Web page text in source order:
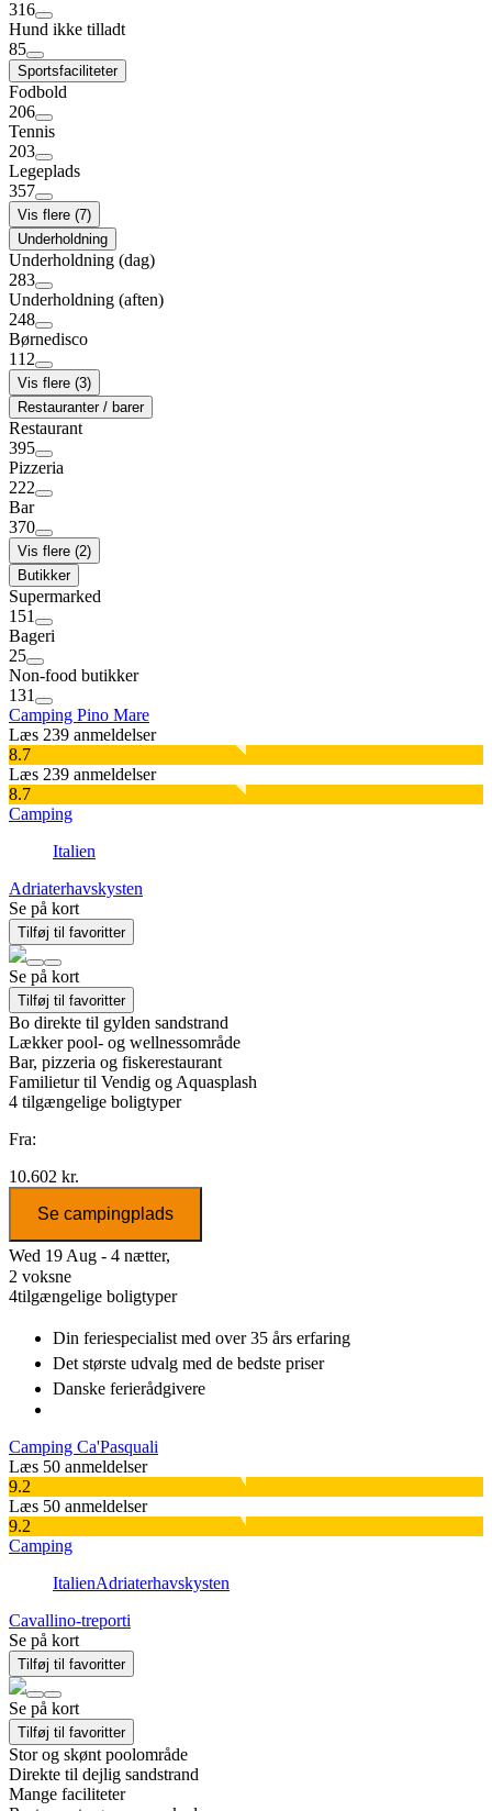
316
Hund ikke tilladt
85
Sportsfaciliteter
Fodbold
206
Tennis
203
Legeplads
357
Vis flere (7)
Underholdning
Underholdning (dag)
283
Underholdning (aften)
248
Børnedisco
112
Vis flere (3)
Restauranter / barer
Restaurant
395
Pizzeria
222
Bar
370
Vis flere (2)
Butikker
Supermarked
151
Bageri
25
Non-food butikker
131
Camping Pino Mare
Læs 239 anmeldelser
8.7
Læs 239 anmeldelser
8.7
Camping
Italien
Adriaterhavskysten
Se på kort
Tilføj til favoritter
Se på kort
Tilføj til favoritter
Bo direkte til gylden sandstrand
Lækker pool- og wellnessområde
Bar, pizzeria og fiskerestaurant
Familietur til Vendig og Aquasplash
4 tilgængelige boligtyper
Fra:
10.602 kr.
Se campingplads
Wed 19 Aug - 4 nætter,
2 voksne
4tilgængelige boligtyper
Din feriespecialistmed over 35 års erfaring
Det største udvalg med de bedste priser
Danske ferierådgivere
Camping Ca'Pasquali
Læs 50 anmeldelser
9.2
Læs 50 anmeldelser
9.2
Camping
ItalienAdriaterhavskysten
Cavallino-treporti
Se på kort
Tilføj til favoritter
Se på kort
Tilføj til favoritter
Stor og skønt poolområde
Direkte til dejlig sandstrand
Mange faciliteter